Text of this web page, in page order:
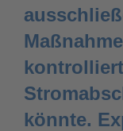
könnte.